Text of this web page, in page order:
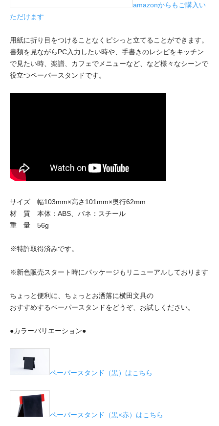
amazonからもご購入い
ただけます
用紙に折り目をつけることなくピシっと立てることができます。
書類を見ながらPC入力したい時や、手書きのレシピをキッチン
で見たい時、楽譜、カフェでメニューなど、など様々なシーンで
役立つペーパースタンドです。
サイズ 幅103mm×高さ101mm×奥行62mm
材 質 本体：ABS、バネ：スチール
重 量 56g
※特許取得済みです。
※新色販売スタート時にパッケージもリニューアルしております
ちょっと便利に、ちょっとお洒落に横田文具の
おすすめするペーパースタンドをどうぞ、お試しください。
●カラーバリエーション●
ペーパースタンド（黒）はこちら
ペーパースタンド（黒×赤）はこちら